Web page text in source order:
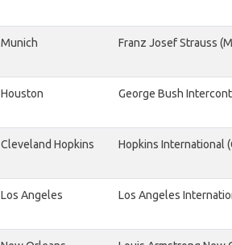
Munich Franz Josef Strauss
Houston George Bush
Cleveland Hopkins Hopkins International
Los Angeles Los Angeles